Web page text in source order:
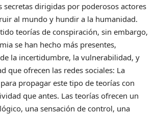
secretas dirigidas por poderosos actores
al mundo y hundir a la humanidad.
teorías de conspiración, sin embargo,
se han hecho más presentes,
la incertidumbre, la vulnerabilidad, y
que ofrecen las redes sociales: La
propagar este tipo de teorías con
que antes. Las teorías ofrecen un
una sensación de control, una